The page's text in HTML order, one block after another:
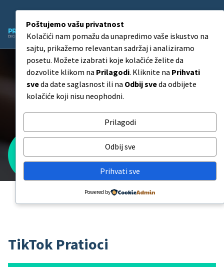
content
Agencija za Digitalni Marketing
1.000 TikTok pratilaca –
Aktiviraj LIVE i postavi link u
bio
1.000 TikTok pratilaca – Aktiviraj LIVE i postavi link
u bio
TikTok Pratioci
Poštujemo vašu privatnost
Kolačići nam pomažu da unapredimo vaše iskustvo na
sajtu, prikažemo relevantan sadržaj i analiziramo
posetu. Možete izabrati koje kolačiće želite da
dozvolite klikom na Prilagodi. Kliknite na Prihvati
sveda date saglasnost ili na Odbij sveda odbijete
kolačiće koji nisu neophodni.
Prilagodi
Odbij sve
Prihvati sve
Powered by